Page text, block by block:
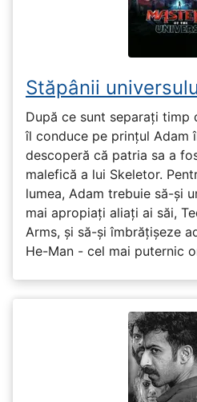
Stăpânii
După ce sunt separați timp
îl conduce pe prințul Adam
descoperă că patria sa a
malefică a lui Skeletor.
lumea, Adam trebuie să-și
mai apropiați aliați ai săi,
Arms, și să-și îmbrățișeze
He-Man - cel mai puternic